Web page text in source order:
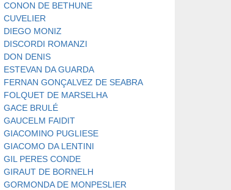
CONON DE BETHUNE
CUVELIER
DIEGO MONIZ
DISCORDI ROMANZI
DON DENIS
ESTEVAN DA GUARDA
FERNAN GONÇALVEZ DE SEABRA
FOLQUET DE MARSELHA
GACE BRULÉ
GAUCELM FAIDIT
GIACOMINO PUGLIESE
GIACOMO DA LENTINI
GIL PERES CONDE
GIRAUT DE BORNELH
GORMONDA DE MONPESLIER